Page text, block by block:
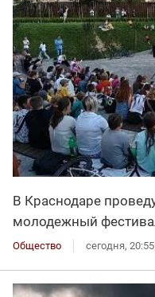
В Краснодаре
молодежный
Общество сегодня, 20:55